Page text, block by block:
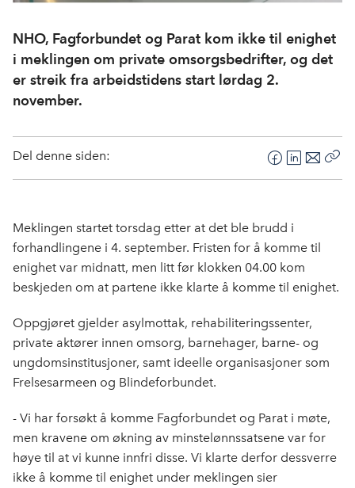
NHO, Fagforbundet og Parat kom ikke til enighet
i meklingen om private omsorgsbedrifter, og det
er streik fra arbeidstidens start lørdag 2.
november.
Del denne siden:
F
a
e
b
o
L
i
k
I
E
-
Meklingen startet torsdag etter at det ble brudd i
forhandlingene i 4. september. Fristen for å komme til
enighet var midnatt, men litt før klokken 04.00 kom
beskjeden om at partene ikke klarte å komme til enighet.
Oppgjøret gjelder asylmottak, rehabiliteringssenter,
private aktører innen omsorg, barnehager, barne- og
ungdomsinstitusjoner, samt ideelle organisasjoner som
Frelsesarmeen og Blindeforbundet.
- Vi har forsøkt å komme Fagforbundet og Parat i møte,
men kravene om økning av minstelønnssatsene var for
høye til at vi kunne innfri disse. Vi klarte derfor dessverre
ikke å komme til enighet under meklingen sier